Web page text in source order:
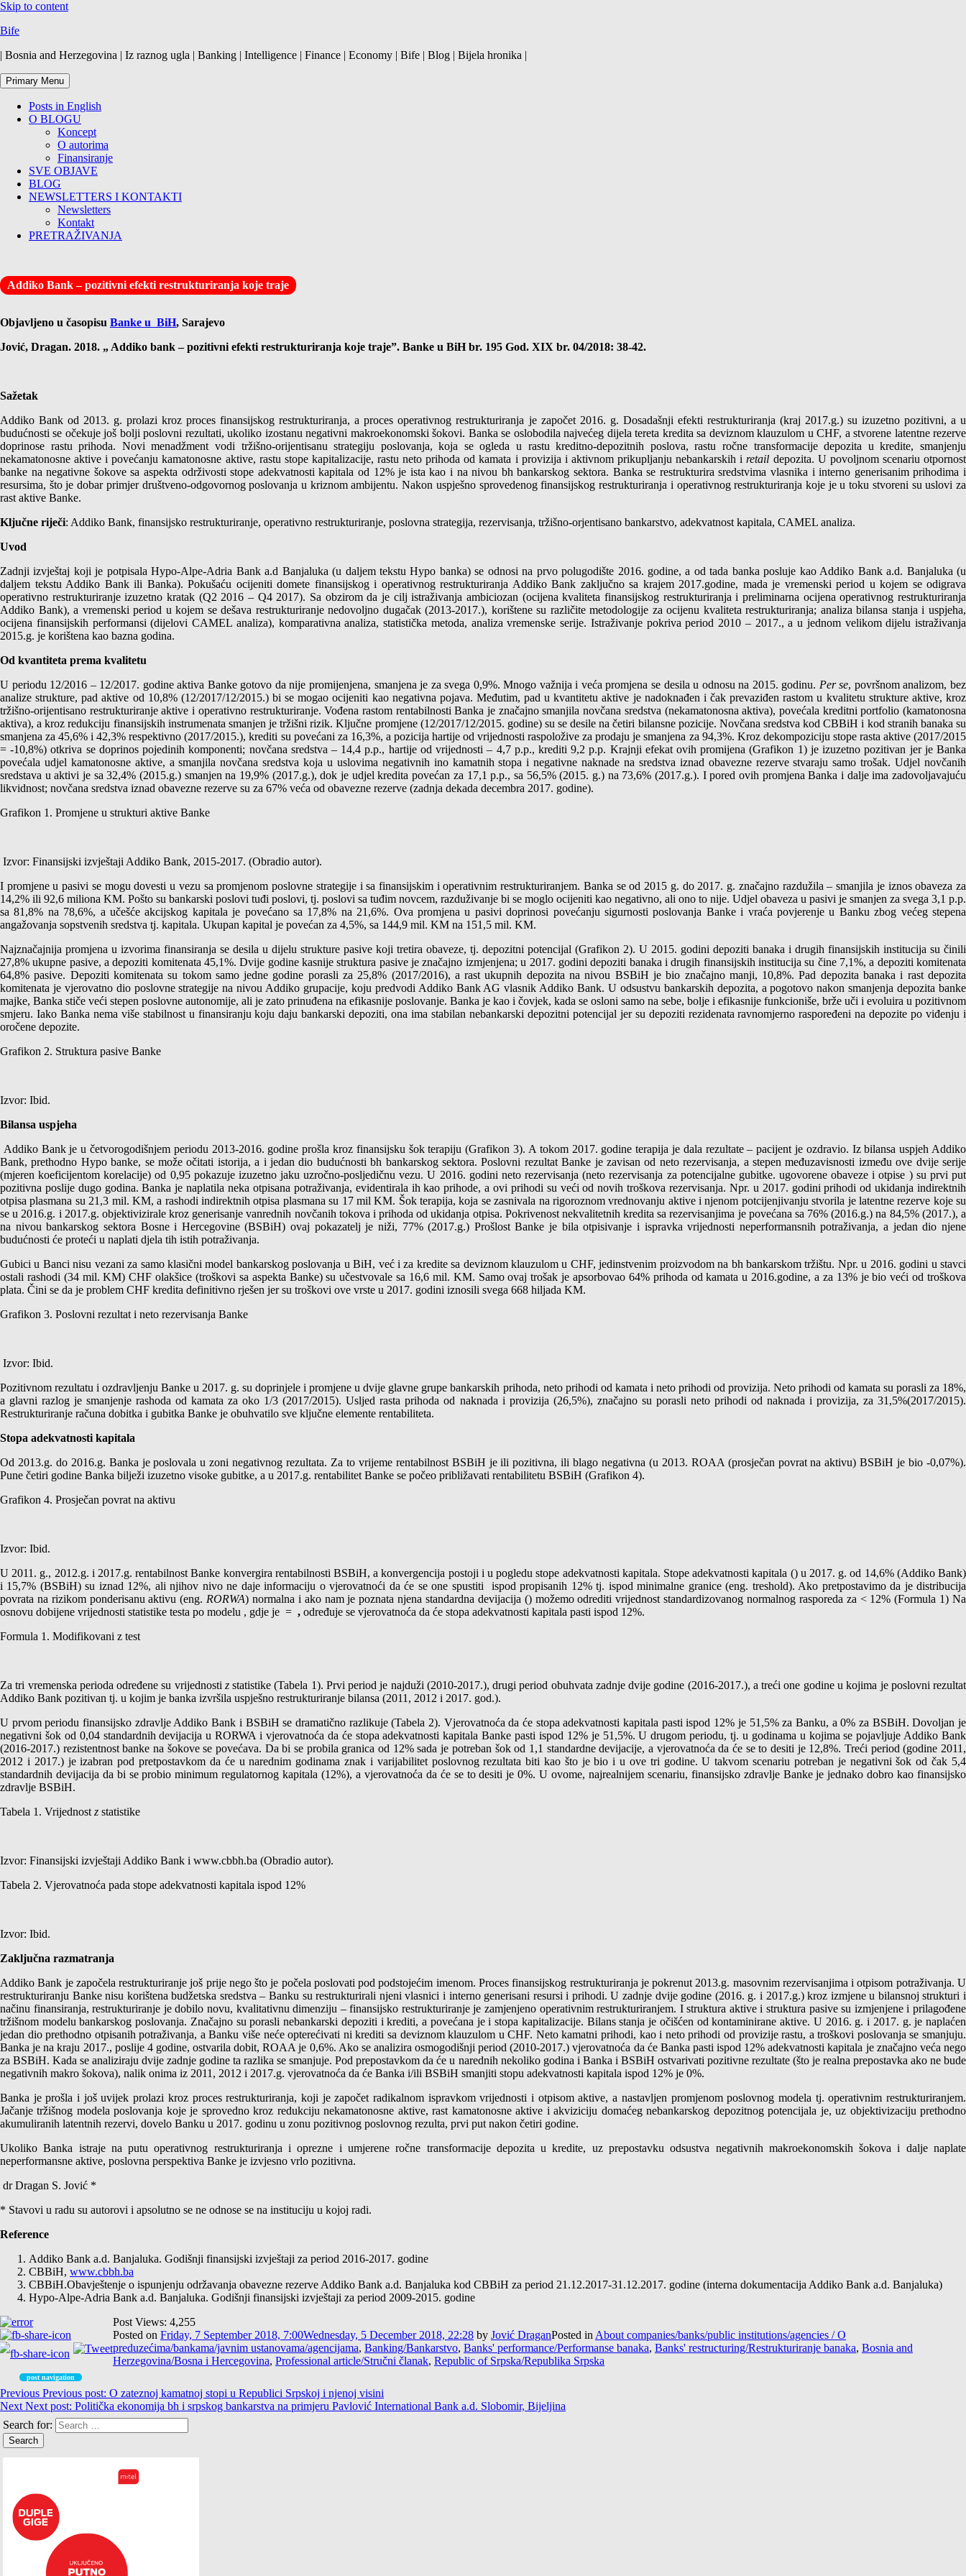
Skip to content
Bife
| Bosnia and Herzegovina | Iz raznog ugla | Banking | Intelligence | Finance | Economy | Bife | Blog | Bijela hronika |
Primary Menu
Posts in English
O BLOGU
Koncept
O autorima
Finansiranje
SVE OBJAVE
BLOG
NEWSLETTERS I KONTAKTI
Newsletters
Kontakt
PRETRAŽIVANJA
Addiko Bank – pozitivni efekti restrukturiranja koje traje
Objavljeno u časopisu Banke u BiH, Sarajevo
Jović, Dragan. 2018. „ Addiko bank – pozitivni efekti restrukturiranja koje traje”. Banke u BiH br. 195 God. XIX br. 04/2018: 38-42.
Sažetak
Addiko Bank od 2013. g. prolazi kroz proces finansijskog restrukturiranja, a proces operativnog restrukturiranja je započet 2016. g. Dosadašnji efekti restrukturiranja (kraj 2017.g.) su izuzetno pozitivni, a u
budućnosti se očekuje još bolji poslovni rezultati, ukoliko izostanu negativni makroekonomski šokovi. Banka se oslobodila najvećeg dijela tereta kredita sa deviznom klauzulom u CHF, a stvorene latentne rezerve
doprinose rastu prihoda. Novi menadžment vodi tržišno-orijentisanu strategiju poslovanja, koja se ogleda u rastu kreditno-depozitnih poslova, rastu ročne transformacije depozita u kredite, smanjenju
nekamatonosne aktive i povećanju kamatonosne aktive, rastu stope kapitalizacije, rastu neto prihoda od kamata i provizija i aktivnom prikupljanju nebankarskih iretail depozita. U povoljnom scenariu otpornost
banke na negativne šokove sa aspekta održivosti stope adekvatnosti kapitala od 12% je ista kao i na nivou bh bankarskog sektora. Banka se restrukturira sredstvima vlasnika i interno generisanim prihodima i
resursima, što je dobar primjer društveno-odgovornog poslovanja u kriznom ambijentu. Nakon uspješno sprovedenog finansijskog restrukturiranja i operativnog restrukturiranja koje je u toku stvoreni su uslovi za
rast aktive Banke.
Ključne riječi: Addiko Bank, finansijsko restrukturiranje, operativno restrukturiranje, poslovna strategija, rezervisanja, tržišno-orjentisano bankarstvo, adekvatnost kapitala, CAMEL analiza.
Uvod
Zadnji izvještaj koji je potpisala Hypo-Alpe-Adria Bank a.d Banjaluka (u daljem tekstu Hypo banka) se odnosi na prvo polugodište 2016. godine, a od tada banka posluje kao Addiko Bank a.d. Banjaluka (u
daljem tekstu Addiko Bank ili Banka). Pokušaću ocijeniti domete finansijskog i operativnog restrukturiranja Addiko Bank zaključno sa krajem 2017.godine, mada je vremenski period u kojem se odigrava
operativno restrukturiranje izuzetno kratak (Q2 2016 – Q4 2017). Sa obzirom da je cilj istraživanja ambiciozan (ocijena kvaliteta finansijskog restrukturiranja i preliminarna ocijena operativnog restrukturiranja
Addiko Bank), a vremenski period u kojem se dešava restrukturiranje nedovoljno dugačak (2013-2017.), korištene su različite metodologije za ocijenu kvaliteta restrukturiranja; analiza bilansa stanja i uspjeha,
ocijena finansijskih performansi (dijelovi CAMEL analiza), komparativna analiza, statistička metoda, analiza vremenske serije. Istraživanje pokriva period 2010 – 2017., a u jednom velikom dijelu istraživanja
2015.g. je korištena kao bazna godina.
Od kvantiteta prema kvalitetu
U periodu 12/2016 – 12/2017. godine aktiva Banke gotovo da nije promijenjena, smanjena je za svega 0,9%. Mnogo važnija i veća promjena se desila u odnosu na 2015. godinu. Per se, površnom analizom, bez
analize strukture, pad aktive od 10,8% (12/2017/12/2015.) bi se mogao ocijeniti kao negativna pojava. Međutim, pad u kvantitetu aktive je nadoknađen i čak prevaziđen rastom u kvalitetu strukture aktive, kroz
tržišno-orijentisano restrukturiranje aktive i operativno restrukturiranje. Vođena rastom rentabilnosti Banka je značajno smanjila novčana sredstva (nekamatonosna aktiva), povećala kreditni portfolio (kamatonosna
aktiva), a kroz redukciju finansijskih instrumenata smanjen je tržišni rizik. Ključne promjene (12/2017/12/2015. godine) su se desile na četiri bilansne pozicije. Novčana sredstva kod CBBiH i kod stranih banaka su
smanjena za 45,6% i 42,3% respektivno (2017/2015.), krediti su povećani za 16,3%, a pozicija hartije od vrijednosti raspoložive za prodaju je smanjena za 94,3%. Kroz dekompoziciju stope rasta aktive (2017/2015
= -10,8%) otkriva se doprinos pojedinih komponenti; novčana sredstva – 14,4 p.p., hartije od vrijednosti – 4,7 p.p., krediti 9,2 p.p. Krajnji efekat ovih promijena (Grafikon 1) je izuzetno pozitivan jer je Banka
povećala udjel kamatonosne aktive, a smanjila novčana sredstva koja u uslovima negativnih ino kamatnih stopa i negativne naknade na sredstva iznad obavezne rezerve stvaraju samo trošak. Udjel novčanih
sredstava u aktivi je sa 32,4% (2015.g.) smanjen na 19,9% (2017.g.), dok je udjel kredita povećan za 17,1 p.p., sa 56,5% (2015. g.) na 73,6% (2017.g.). I pored ovih promjena Banka i dalje ima zadovoljavajuću
likvidnost; novčana sredstva iznad obavezne rezerve su za 67% veća od obavezne rezerve (zadnja dekada decembra 2017. godine).
Grafikon 1. Promjene u strukturi aktive Banke
Izvor: Finansijski izvještaji Addiko Bank, 2015-2017. (Obradio autor).
I promjene u pasivi se mogu dovesti u vezu sa promjenom poslovne strategije i sa finansijskim i operativnim restrukturiranjem. Banka se od 2015 g. do 2017. g. značajno razdužila – smanjila je iznos obaveza za
14,2% ili 92,6 miliona KM. Pošto su bankarski poslovi tuđi poslovi, tj. poslovi sa tuđim novcem, razduživanje bi se moglo ocijeniti kao negativno, ali ono to nije. Udjel obaveza u pasivi je smanjen za svega 3,1 p.p.
sa 81,8% na 78,6%, a učešće akcijskog kapitala je povećano sa 17,8% na 21,6%. Ova promjena u pasivi doprinosi povećanju sigurnosti poslovanja Banke i vraća povjerenje u Banku zbog većeg stepena
angažovanja sopstvenih sredstva tj. kapitala. Ukupan kapital je povećan za 4,5%, sa 144,9 mil. KM na 151,5 mil. KM.
Najznačajnija promjena u izvorima finansiranja se desila u dijelu strukture pasive koji tretira obaveze, tj. depozitni potencijal (Grafikon 2). U 2015. godini depoziti banaka i drugih finansijskih institucija su činili
27,8% ukupne pasive, a depoziti komitenata 45,1%. Dvije godine kasnije struktura pasive je značajno izmjenjena; u 2017. godini depoziti banaka i drugih finansijskih institucija su čine 7,1%, a depoziti komitenata
64,8% pasive. Depoziti komitenata su tokom samo jedne godine porasli za 25,8% (2017/2016), a rast ukupnih depozita na nivou BSBiH je bio značajno manji, 10,8%. Pad depozita banaka i rast depozita
komitenata je vjerovatno dio poslovne strategije na nivou Addiko grupacije, koju predvodi Addiko Bank AG vlasnik Addiko Bank. U odsustvu bankarskih depozita, a pogotovo nakon smanjenja depozita banke
majke, Banka stiče veći stepen poslovne autonomije, ali je zato prinuđena na efikasnije poslovanje. Banka je kao i čovjek, kada se osloni samo na sebe, bolje i efikasnije funkcioniše, brže uči i evoluira u pozitivnom
smjeru. Iako Banka nema više stabilnost u finansiranju koju daju bankarski depoziti, ona ima stabilan nebankarski depozitni potencijal jer su depoziti rezidenata ravnomjerno raspoređeni na depozite po viđenju i
oročene depozite.
Grafikon 2. Struktura pasive Banke
Izvor: Ibid.
Bilansa uspjeha
Addiko Bank je u četvorogodišnjem periodu 2013-2016. godine prošla kroz finansijsku šok terapiju (Grafikon 3). A tokom 2017. godine terapija je dala rezultate – pacijent je ozdravio. Iz bilansa uspjeh Addiko
Bank, prethodno Hypo banke, se može očitati istorija, a i jedan dio budućnosti bh bankarskog sektora. Poslovni rezultat Banke je zavisan od neto rezervisanja, a stepen međuzavisnosti između ove dvije serije
(mjeren koeficijentom korelacije) od 0,95 pokazuje izuzetno jaku uzročno-posljedičnu vezu. U 2016. godini neto rezervisanja (neto rezervisanja za potencijalne gubitke. ugovorene obaveze i otpise ) su prvi put
pozitivna poslije dugo godina. Banka je naplatila neka otpisana potraživanja, evidentirala ih kao prihode, a ovi prihodi su veći od novih troškova rezervisanja. Npr. u 2017. godini prihodi od ukidanja indirektnih
otpisa plasmana su 21,3 mil. KM, a rashodi indirektnih otpisa plasmana su 17 mil KM. Šok terapija, koja se zasnivala na rigoroznom vrednovanju aktive i njenom potcijenjivanju stvorila je latentne rezerve koje su
se u 2016.g. i 2017.g. objektivizirale kroz generisanje vanrednih novčanih tokova i prihoda od ukidanja otpisa. Pokrivenost nekvalitetnih kredita sa rezervisanjima je povećana sa 76% (2016.g.) na 84,5% (2017.), a
na nivou bankarskog sektora Bosne i Hercegovine (BSBiH) ovaj pokazatelj je niži, 77% (2017.g.) Prošlost Banke je bila otpisivanje i ispravka vrijednosti neperformansnih potraživanja, a jedan dio njene
budućnosti će proteći u naplati djela tih istih potraživanja.
Gubici u Banci nisu vezani za samo klasični model bankarskog poslovanja u BiH, već i za kredite sa deviznom klauzulom u CHF, jedinstvenim proizvodom na bh bankarskom tržištu. Npr. u 2016. godini u stavci
ostali rashodi (34 mil. KM) CHF olakšice (troškovi sa aspekta Banke) su učestvovale sa 16,6 mil. KM. Samo ovaj trošak je apsorbovao 64% prihoda od kamata u 2016.godine, a za 13% je bio veći od troškova
plata. Čini se da je problem CHF kredita definitivno rješen jer su troškovi ove vrste u 2017. godini iznosili svega 668 hiljada KM.
Grafikon 3. Poslovni rezultat i neto rezervisanja Banke
Izvor: Ibid.
Pozitivnom rezultatu i ozdravljenju Banke u 2017. g. su doprinjele i promjene u dvije glavne grupe bankarskih prihoda, neto prihodi od kamata i neto prihodi od provizija. Neto prihodi od kamata su porasli za 18%,
a glavni razlog je smanjenje rashoda od kamata za oko 1/3 (2017/2015). Usljed rasta prihoda od naknada i provizija (26,5%), značajno su porasli neto prihodi od naknada i provizija, za 31,5%(2017/2015).
Restrukturiranje računa dobitka i gubitka Banke je obuhvatilo sve ključne elemente rentabiliteta.
Stopa adekvatnosti kapitala
Od 2013.g. do 2016.g. Banka je poslovala u zoni negativnog rezultata. Za to vrijeme rentabilnost BSBiH je ili pozitivna, ili blago negativna (u 2013. ROAA (prosječan povrat na aktivu) BSBiH je bio -0,07%).
Pune četiri godine Banka bilježi izuzetno visoke gubitke, a u 2017.g. rentabilitet Banke se počeo približavati rentabilitetu BSBiH (Grafikon 4).
Grafikon 4. Prosječan povrat na aktivu
Izvor: Ibid.
U 2011. g., 2012.g. i 2017.g. rentabilnost Banke konvergira rentabilnosti BSBiH, a konvergencija postoji i u pogledu stope adekvatnosti kapitala. Stope adekvatnosti kapitala () u 2017. g. od 14,6% (Addiko Bank)
i 15,7% (BSBiH) su iznad 12%, ali njihov nivo ne daje informaciju o vjerovatnoći da će se one spustiti ispod propisanih 12% tj. ispod minimalne granice (eng. treshold). Ako pretpostavimo da je distribucija
povrata na rizikom ponderisanu aktivu (eng. RORWA) normalna i ako nam je poznata njena standardna devijacija () možemo odrediti vrijednost standardizovanog normalnog rasporeda za < 12% (Formula 1) Na
osnovu dobijene vrijednosti statistike testa po modelu , gdje je = , određuje se vjerovatnoća da će stopa adekvatnosti kapitala pasti ispod 12%.
Formula 1. Modifikovani z test
Za tri vremenska perioda određene su vrijednosti zstatistike (Tabela 1). Prvi period je najduži (2010-2017.), drugi period obuhvata zadnje dvije godine (2016-2017.), a treći one godine u kojima je poslovni rezultat
Addiko Bank pozitivan tj. u kojim je banka izvršila uspješno restrukturiranje bilansa (2011, 2012 i 2017. god.).
U prvom periodu finansijsko zdravlje Addiko Bank i BSBiH se dramatično razlikuje (Tabela 2). Vjerovatnoća da će stopa adekvatnosti kapitala pasti ispod 12% je 51,5% za Banku, a 0% za BSBiH. Dovoljan je
negativni šok od 0,04 standardnih devijacija u RORWA i vjerovatnoća da će stopa adekvatnosti kapitala Banke pasti ispod 12% je 51,5%. U drugom periodu, tj. u godinama u kojima se pojavljuje Addiko Bank
(2016-2017.) rezistentnost banke na šokove se povećava. Da bi se probila granica od 12% sada je potreban šok od 1,1 standardne devijacije, a vjerovatnoća da će se to desiti je 12,8%. Treći period (godine 2011,
2012 i 2017.) je izabran pod pretpostavkom da će u narednim godinama znak i varijabilitet poslovnog rezultata biti kao što je bio i u ove tri godine. U takvom scenariu potreban je negativni šok od čak 5,4
standardnih devijacija da bi se probio minimum regulatornog kapitala (12%), a vjerovatnoća da će se to desiti je 0%. U ovome, najrealnijem scenariu, finansijsko zdravlje Banke je jednako dobro kao finansijsko
zdravlje BSBiH.
Tabela 1. Vrijednost z statistike
Izvor: Finansijski izvještaji Addiko Bank i www.cbbh.ba (Obradio autor).
Tabela 2. Vjerovatnoća pada stope adekvatnosti kapitala ispod 12%
Izvor: Ibid.
Zaključna razmatranja
Addiko Bank je započela restrukturiranje još prije nego što je počela poslovati pod podstojećim imenom. Proces finansijskog restrukturiranja je pokrenut 2013.g. masovnim rezervisanjima i otpisom potraživanja. U
restrukturiranju Banke nisu korištena budžetska sredstva – Banku su restrukturirali njeni vlasnici i interno generisani resursi i prihodi. U zadnje dvije godine (2016. g. i 2017.g.) kroz izmjene u bilansnoj strukturi i
načinu finansiranja, restrukturiranje je dobilo novu, kvalitativnu dimenziju – finansijsko restrukturiranje je zamjenjeno operativnim restrukturiranjem. I struktura aktive i struktura pasive su izmjenjene i prilagođene
tržišnom modelu bankarskog poslovanja. Značajno su porasli nebankarski depoziti i krediti, a povećana je i stopa kapitalizacije. Bilans stanja je očišćen od kontaminirane aktive. U 2016. g. i 2017. g. je naplaćen
jedan dio prethodno otpisanih potraživanja, a Banku više neće opterećivati ni krediti sa deviznom klauzulom u CHF. Neto kamatni prihodi, kao i neto prihodi od provizije rastu, a troškovi poslovanja se smanjuju.
Banka je na kraju 2017., poslije 4 godine, ostvarila dobit, ROAA je 0,6%. Ako se analizira osmogodišnji period (2010-2017.) vjerovatnoća da će Banka pasti ispod 12% adekvatnosti kapitala je značajno veća nego
za BSBiH. Kada se analiziraju dvije zadnje godine ta razlika se smanjuje. Pod prepostavkom da će u narednih nekoliko godina i Banka i BSBiH ostvarivati pozitivne rezultate (što je realna prepostavka ako ne bude
negativnih makro šokova), nalik onima iz 2011, 2012 i 2017.g. vjerovatnoća da će Banka i/ili BSBiH smanjiti stopu adekvatnosti kapitala ispod 12% je 0%.
Banka je prošla i još uvijek prolazi kroz proces restrukturiranja, koji je započet radikalnom ispravkom vrijednosti i otpisom aktive, a nastavljen promjenom poslovnog modela tj. operativnim restrukturiranjem.
Jačanje tržišnog modela poslovanja koje je sprovedno kroz redukciju nekamatonosne aktive, rast kamatonosne aktive i akviziciju domaćeg nebankarskog depozitnog potencijala je, uz objektivizaciju prethodno
akumuliranih latentnih rezervi, dovelo Banku u 2017. godinu u zonu pozitivnog poslovnog rezulta, prvi put nakon četiri godine.
Ukoliko Banka istraje na putu operativnog restrukturiranja i oprezne i umjerene ročne transformacije depozita u kredite, uz prepostavku odsustva negativnih makroekonomskih šokova i dalje naplate
neperformansne aktive, poslovna perspektiva Banke je izvjesno vrlo pozitivna.
dr Dragan S. Jović *
* Stavovi u radu su autorovi i apsolutno se ne odnose se na instituciju u kojoj radi.
Reference
Addiko Bank a.d. Banjaluka. Godišnji finansijski izvještaji za period 2016-2017. godine
CBBiH, www.cbbh.ba
CBBiH.Obavještenje o ispunjenju održavanja obavezne rezerve Addiko Bank a.d. Banjaluka kod CBBiH za period 21.12.2017-31.12.2017. godine (interna dokumentacija Addiko Bank a.d. Banjaluka)
Hypo-Alpe-Adria Bank a.d. Banjaluka. Godišnji finansijski izvještaji za period 2009-2015. godine
Post Views: 4,255
Posted on Friday, 7 September 2018, 7:00Wednesday, 5 December 2018, 22:28 by Jović DraganPosted in About companies/banks/public institutions/agencies / O
preduzećima/bankama/javnim ustanovama/agencijama, Banking/Bankarstvo, Banks' performance/Performanse banaka, Banks' restructuring/Restrukturiranje banaka, Bosnia and
Herzegovina/Bosna i Hercegovina, Professional article/Stručni članak, Republic of Srpska/Republika Srpska
post navigation
Previous Previous post: O zateznoj kamatnoj stopi u Republici Srpskoj i njenoj visini
Next Next post: Politička ekonomija bh i srpskog bankarstva na primjeru Pavlović International Bank a.d. Slobomir, Bijeljina
Search for: